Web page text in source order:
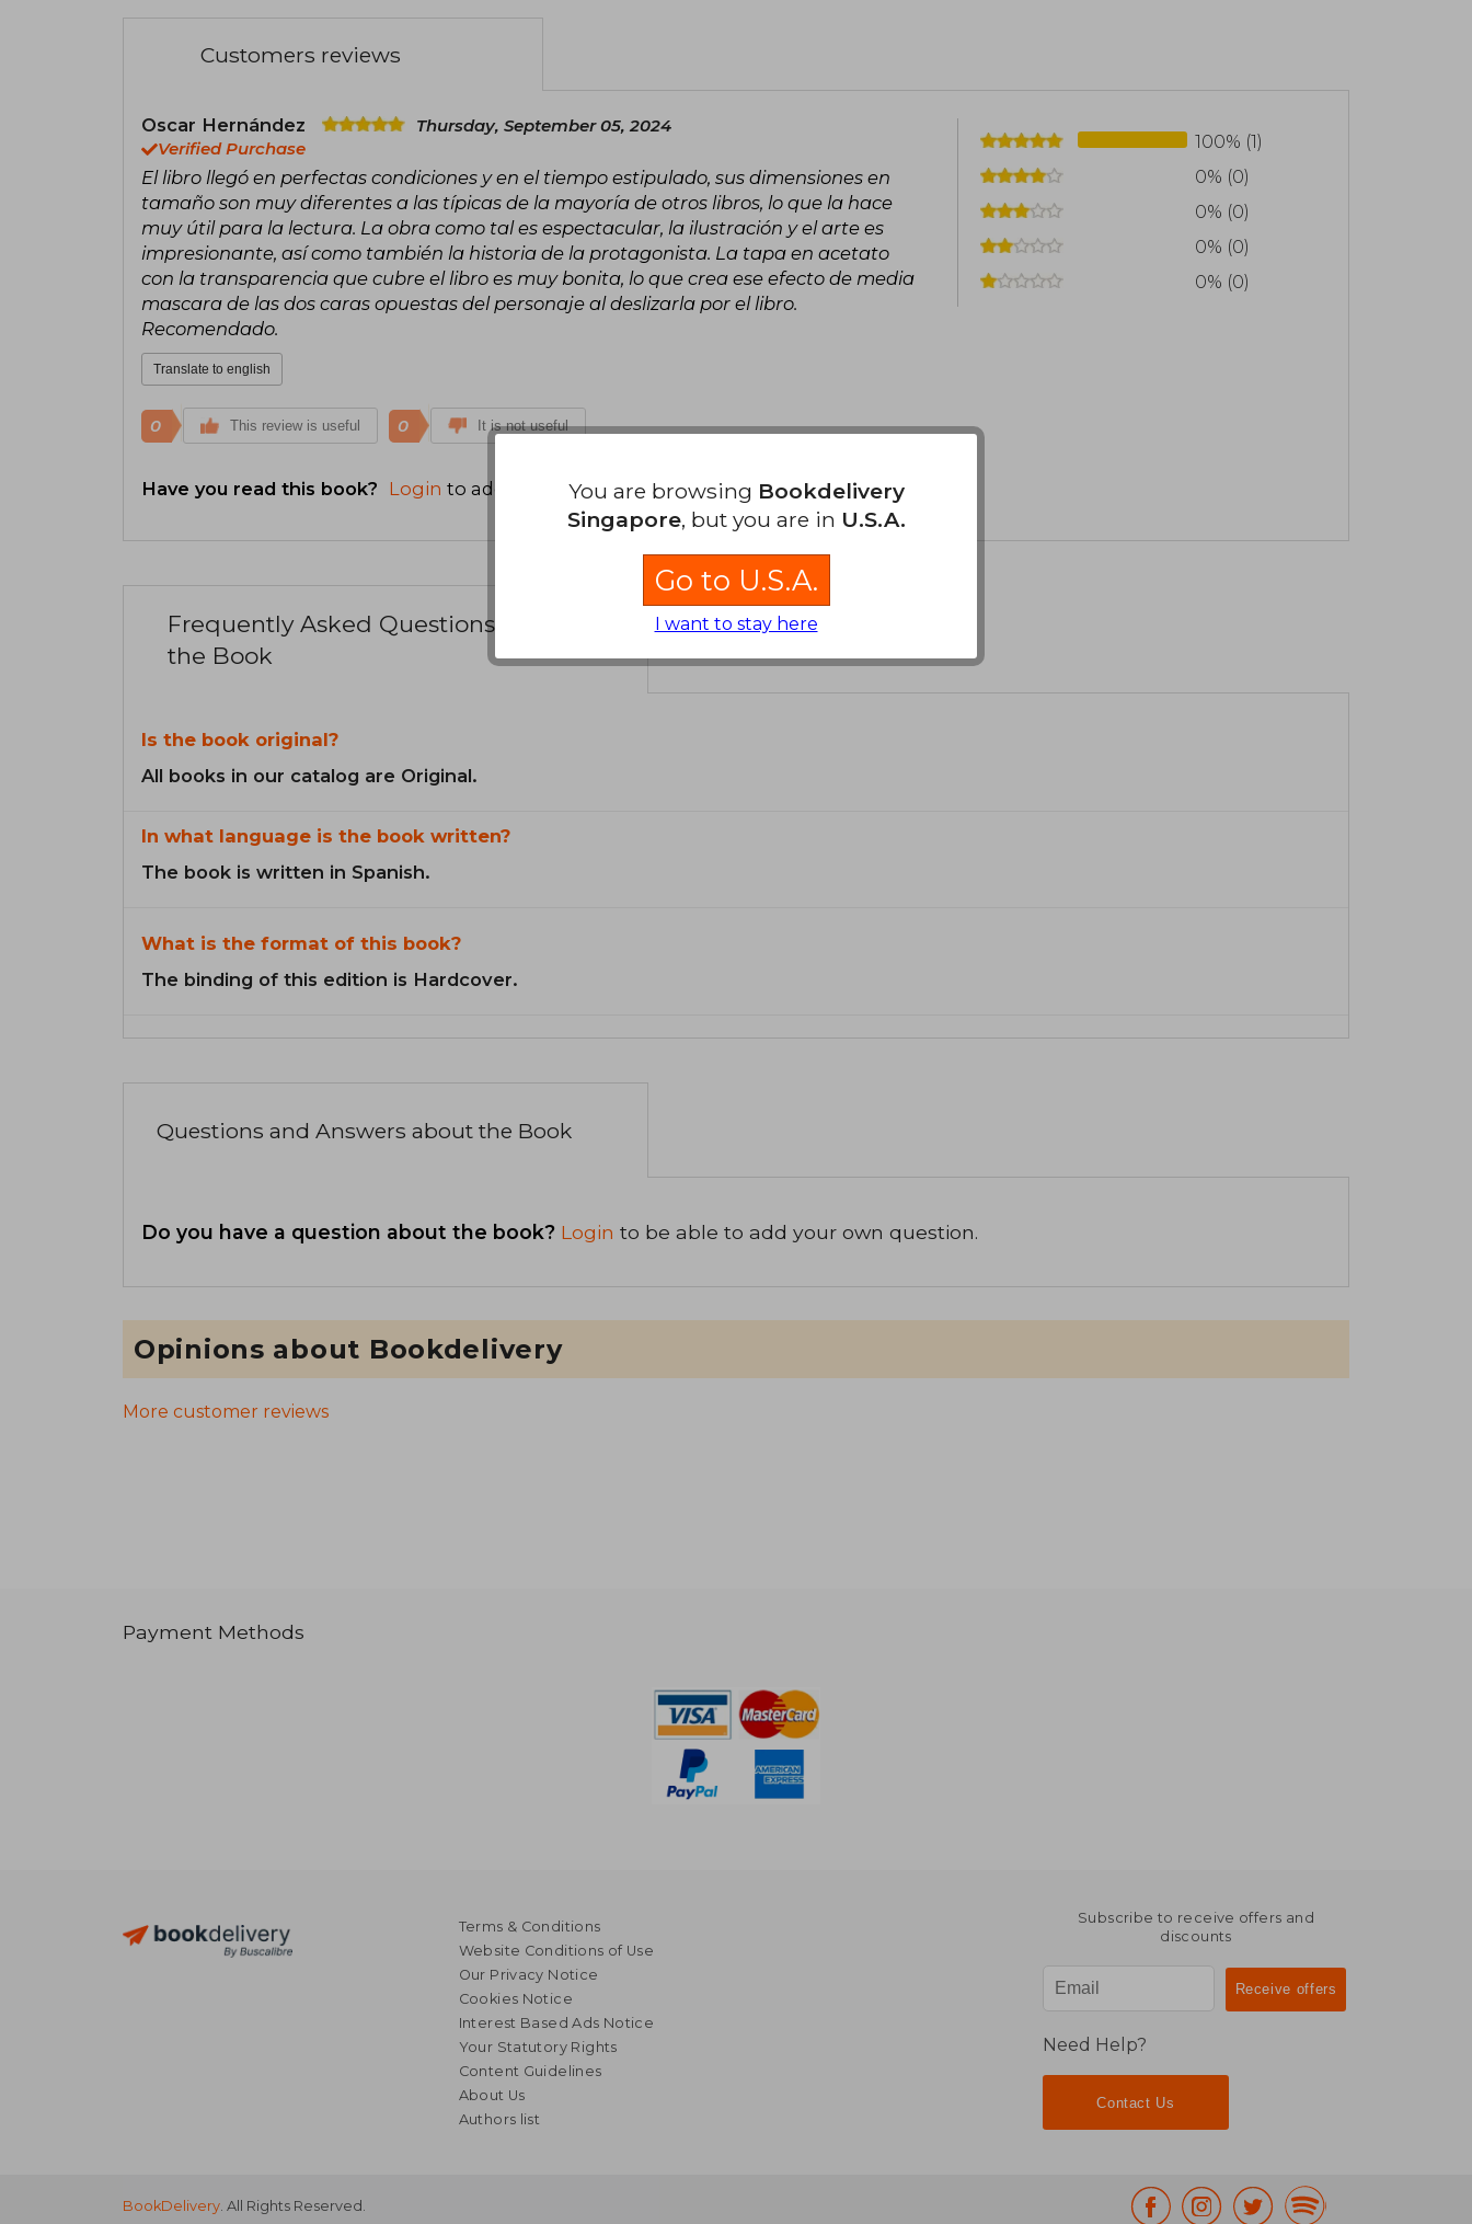
Customers reviews
Oscar Hernández
Thursday, September 05, 2024
Verified Purchase
El libro llegó en perfectas condiciones y en el tiempo estipulado, sus dimensiones en
tamaño son muy diferentes a las típicas de la mayoría de otros libros, lo que la hace
muy útil para la lectura. La obra como tal es espectacular, la ilustración y el arte es
impresionante, así como también la historia de la protagonista. La tapa en acetato
con la transparencia que cubre el libro es muy bonita, lo que crea ese efecto de media
mascara de las dos caras opuestas del personaje al deslizarla por el libro.
Recomendado.
Translate to english
0 This review is useful 0 It is not useful
Have you read this book? Login to add your review.
100% (1)
0% (0)
0% (0)
0% (0)
0% (0)
Frequently Asked Questions about
the Book
Is the book original?
All books in our catalog are Original.
In what language is the book written?
The book is written in Spanish.
What is the format of this book?
The binding of this edition is Hardcover.
Questions and Answers about the Book
Do you have a question about the book? Login to be able to add your own question.
Opinions about Bookdelivery
More customer reviews
Payment Methods
Terms & Conditions
Website Conditions of Use
Our Privacy Notice
Cookies Notice
Interest Based Ads Notice
Your Statutory Rights
Content Guidelines
About Us
Authors list
Subscribe to receive offers and
discounts
Need Help?
Contact Us
BookDelivery . All Rights Reserved.
You are browsing Bookdelivery
Singapore, but you are in U.S.A.
Go to U.S.A.
I want to stay here